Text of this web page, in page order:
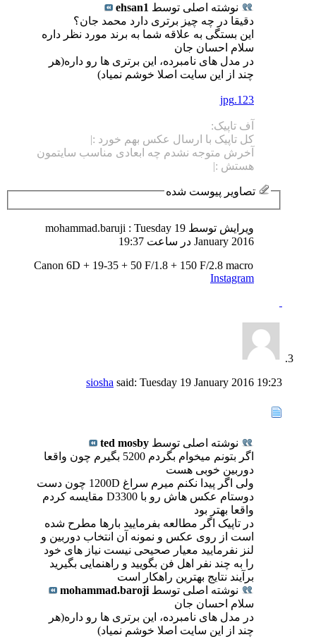
نوشته اصلی توسط ehsan1
دقیقا در چه چیز برتری دارد محمد جان؟
این بستگی به علاقه شما به برند مورد نظر داره
سلام احسان جان
در مدل های نامبرده، این برتری ها رو داره(هر
چند از این سایت اصلا خوشم نمیاد)
123.jpg
آف تاپیک:
کل تاپیک با ارسال عکس بهم خورد :|
آخرش متوجه نشدم چه ابعادی مناسب سایتمون
هستش :|
تصاویر پیوست شده
ویرایش توسط mohammad.baruji : Tuesday 19
January 2016 در ساعت
19:37
Canon 6D + 19-35 + 50 F/1.8 + 150 F/2.8 macro
Instagram
siosha said: Tuesday 19 January 2016 19:23
نوشته اصلی توسط ted mosby
اگر بتونم میخوام بگردم 5200 بگیرم چون واقعا
دوربین خوبی هست
ولی اگر پیدا نکنم میرم سراغ 1200D چون دست
دوستام عکس هاش رو با D3300 مقایسه کردم
واقعا بهتر بود
در تاپیک اگر مطالعه بفرمایید بارها مطرح شده
است از روی عکس و نمونه آن انتخاب دوربین و
لنز نفرمایید معیار صحیحی نیست نیاز های خود
را به چند نفر اهل فن بگویید و راهنمایی بگیرید
برآیند نتایج بهترین راهکار است
نوشته اصلی توسط mohammad.baroji
سلام احسان جان
در مدل های نامبرده، این برتری ها رو داره(هر
چند از این سایت اصلا خوشم نمیاد)